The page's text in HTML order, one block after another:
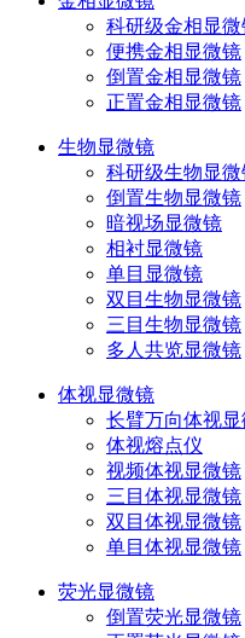
科研级金相显微
便携金相显微镜
倒置金相显微镜
正置金相显微镜
生物显微镜
科研级生物显微
倒置生物显微镜
暗视场显微镜
相衬显微镜
单目显微镜
双目生物显微镜
三目生物显微镜
多人共览显微镜
体视显微镜
长臂万向体视
体视熔点仪
视频体视显微镜
三目体视显微镜
双目体视显微镜
单目体视显微镜
荧光显微镜
倒置荧光显微镜